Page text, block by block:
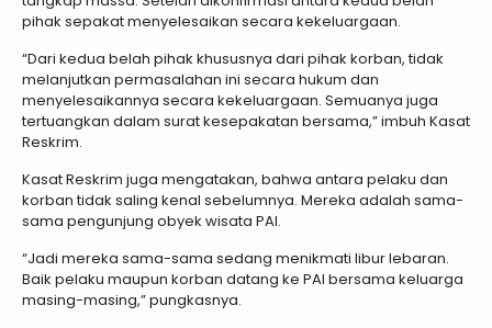
pihak sepakat menyelesaikan secara kekeluargaan.
“Dari kedua belah pihak khususnya dari pihak korban, tidak
melanjutkan permasalahan ini secara hukum dan
menyelesaikannya secara kekeluargaan. Semuanya juga
tertuangkan dalam surat kesepakatan bersama,” imbuh Kasat
Reskrim.
Kasat Reskrim juga mengatakan, bahwa antara pelaku dan
korban tidak saling kenal sebelumnya. Mereka adalah sama-
sama pengunjung obyek wisata PAI.
“Jadi mereka sama-sama sedang menikmati libur lebaran.
Baik pelaku maupun korban datang ke PAI bersama keluarga
masing-masing,” pungkasnya.